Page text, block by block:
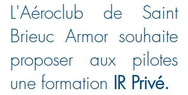
L'Aéroclub de Saint
Brieuc Armor souhaite
proposer aux pilotes
une formation IR Privé.